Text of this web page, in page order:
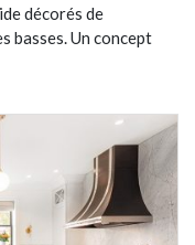
décorés de
basses. Un concept